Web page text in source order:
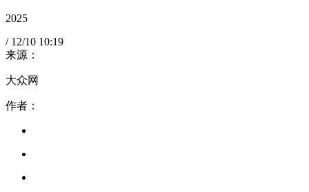
2025
/ 12/10 10:19
来源：
大众网
作者：